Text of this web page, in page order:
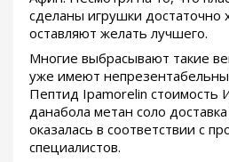
сделаны игрушки достаточно
оставляют желать лучшего.
Многие выбрасывают такие
уже имеют
Пептид Ipamorelin стоимость
данабола метан соло
оказалась в соответствии с
специалистов.